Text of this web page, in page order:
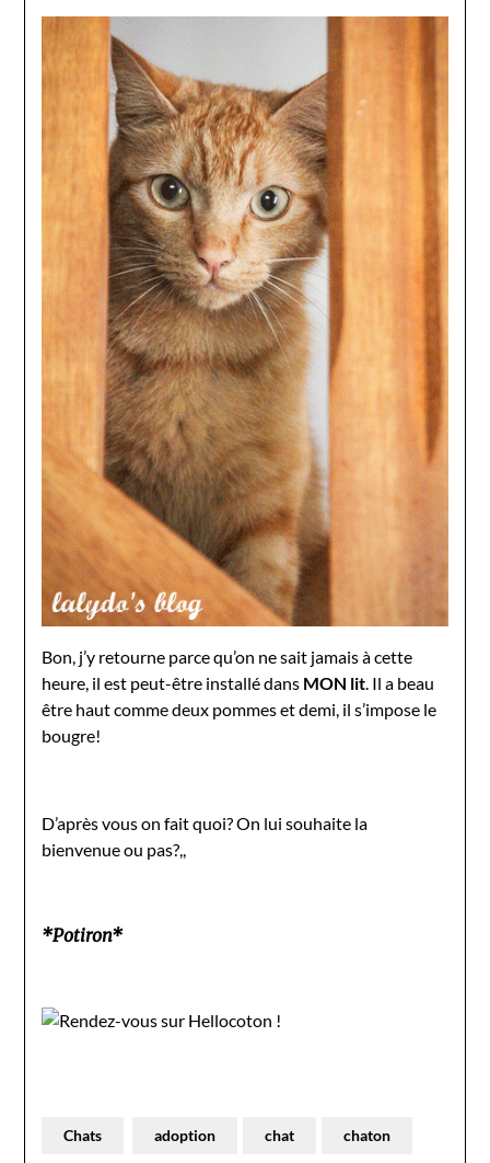
Bon, j’y retourne parce qu’on ne sait jamais à cette
heure, il est peut-être installé dans MON lit. Il a beau
être haut comme deux pommes et demi, il s’impose le
bougre!
D’après vous on fait quoi? On lui souhaite la
bienvenue ou pas?,,
*Potiron*
Chats adoption chat chaton